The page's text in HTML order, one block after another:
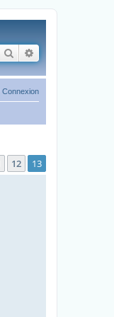
Rechercher
Connexion
12 13